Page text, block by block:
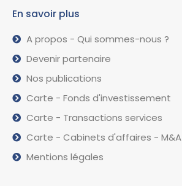
En savoir plus
A propos - Qui sommes-nous ?
Devenir partenaire
Nos publications
Carte - Fonds d'investissement
Carte - Transactions services
Carte - Cabinets d'affaires - M&A
Mentions légales